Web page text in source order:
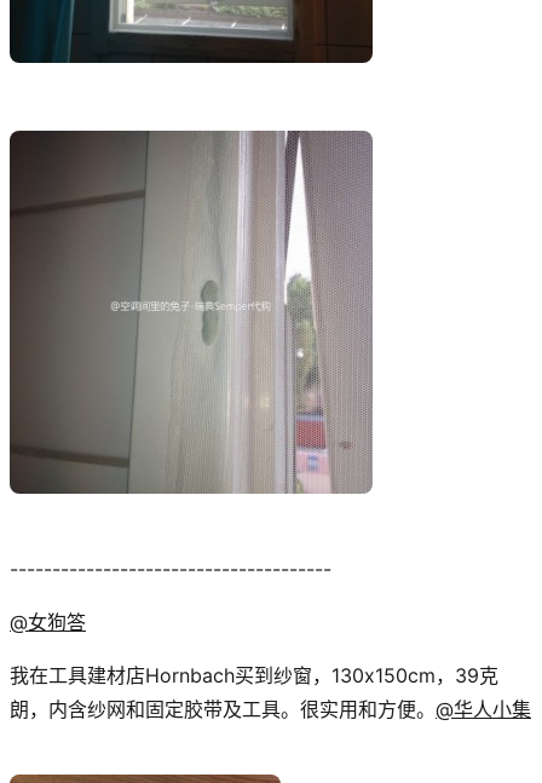
--------------------------------------
@女狗答
我在工具建材店Hornbach买到纱窗，130x150cm，39克
朗，内含纱网和固定胶带及工具。很实用和方便。 @华人小集